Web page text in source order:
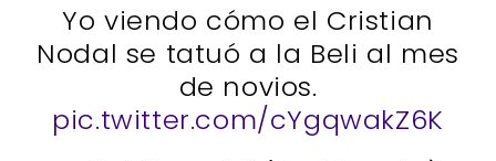
Yo viendo cómo el Cristian
Nodal se tatuó a la Beli al mes
de novios.
pic.twitter.com/cYgqwakZ6K